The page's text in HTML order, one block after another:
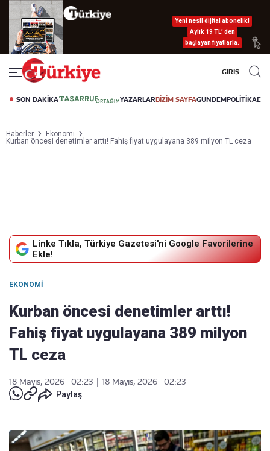
Yeni nesil dijital abonelik!
Aylık 19 TL’ den
başlayan fiyatlarla.
GİRİŞ
SON DAKİKA YAZARLARBİZİM SAYFAGÜNDEMPOLİTİKA
Haberler
Ekonomi
Kurban öncesi denetimler arttı! Fahiş fiyat uygulayana 389 milyon TL ceza
Linke Tıkla, Türkiye Gazetesi'ni Google Favorilerine
Ekle!
EKONOMI
Kurban öncesi denetimler arttı!
Fahiş fiyat uygulayana 389 milyon
TL ceza
18 Mayıs, 2026 - 02:23
18 Mayıs, 2026 - 02:23
Paylaş